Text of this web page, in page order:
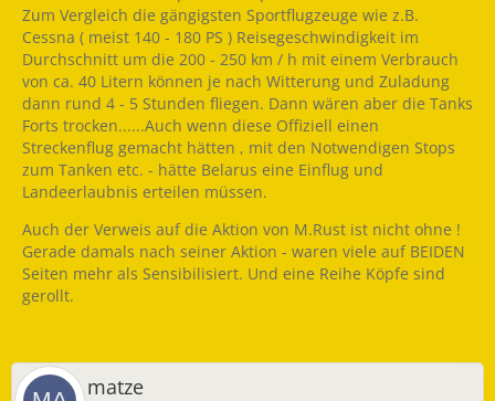
Zum Vergleich die gängigsten Sportflugzeuge wie z.B.
Cessna ( meist 140 - 180 PS ) Reisegeschwindigkeit im
Durchschnitt um die 200 - 250 km / h mit einem Verbrauch
von ca. 40 Litern können je nach Witterung und Zuladung
dann rund 4 - 5 Stunden fliegen. Dann wären aber die Tanks
Forts trocken......Auch wenn diese Offiziell einen
Streckenflug gemacht hätten , mit den Notwendigen Stops
zum Tanken etc. - hätte Belarus eine Einflug und
Landeerlaubnis erteilen müssen.
Auch der Verweis auf die Aktion von M.Rust ist nicht ohne !
Gerade damals nach seiner Aktion - waren viele auf BEIDEN
Seiten mehr als Sensibilisiert. Und eine Reihe Köpfe sind
gerollt.
matze